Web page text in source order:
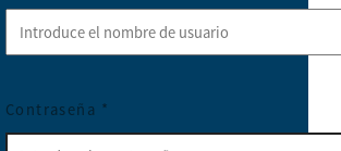
Contraseña *